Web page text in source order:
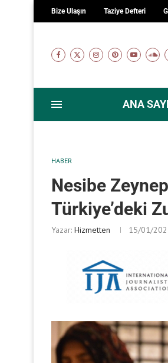
Bize Ulaşın Taziye Defteri
ANA
HABER
Nesibe
Türkiye’deki
Yazar: Hizmetten 15/01/